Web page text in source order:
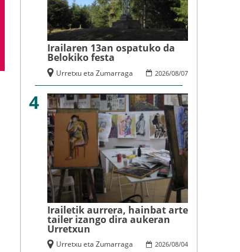
Irailaren 13an ospatuko da
Belokiko festa
2026/08/07
Urretxu eta Zumarraga
4
Irailetik aurrera, hainbat arte
tailer izango dira aukeran
Urretxun
2026/08/04
Urretxu eta Zumarraga